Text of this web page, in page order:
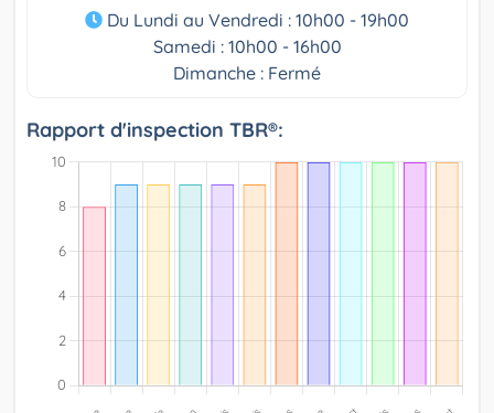
Du Lundi au Vendredi : 10h00 - 19h00
Samedi : 10h00 - 16h00
Dimanche : Fermé
Rapport d'inspection TBR®: